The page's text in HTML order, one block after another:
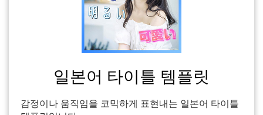
일본어 타이틀 템플릿
감정이나 움직임을 코믹하게 표현내는 일본어 타이틀